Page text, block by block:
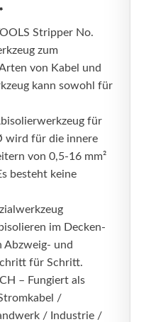
Stripper No.
zum
von Kabel und
kann sowohl für
für
wird für die innere
von 0,5-16 mm²
besteht keine
im Decken-
Abzweig- und
für Schritt.
– Fungiert als
/
/ Industrie /